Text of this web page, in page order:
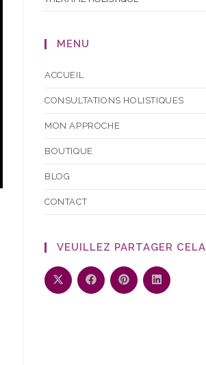
MENU
ACCUEIL
CONSULTATIONS HOLISTIQUES
MON APPROCHE
BOUTIQUE
BLOG
CONTACT
VEUILLEZ PARTAGER CELA